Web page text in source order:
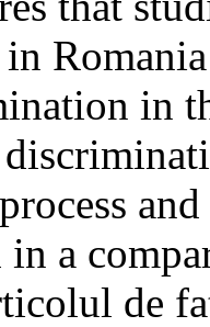
in
in a
de